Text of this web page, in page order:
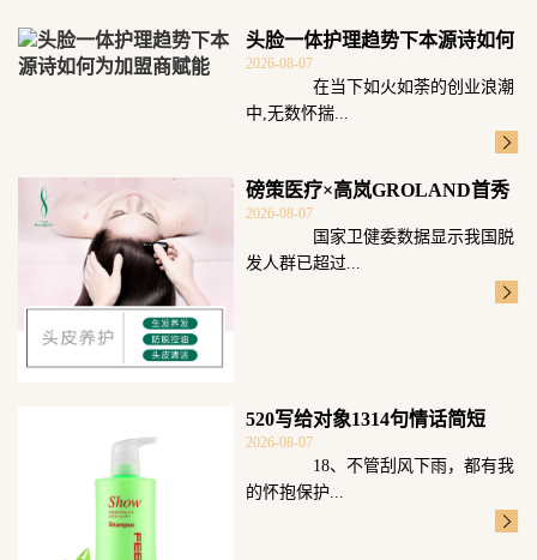
头脸一体护理趋势下本源诗如何
为加盟商赋能
2026-08-07
在当下如火如荼的创业浪潮
中,无数怀揣...
磅策医疗×高岚GROLAND首秀
广州发博
2026-08-07
国家卫健委数据显示我国脱
发人群已超过...
520写给对象1314句情话简短
2026-08-07
18、不管刮风下雨，都有我
的怀抱保护...